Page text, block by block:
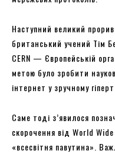
Наступний великий
британський учений Тім
CERN — Європейській
метою було зробити
інтернет у зручному
Саме тоді з’явилося
скорочення від World
«всесвітня павутина».